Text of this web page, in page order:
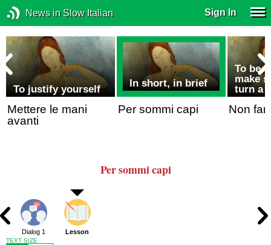
News in Slow Italian Sign In
To justify yourself
Mettere le mani
avanti
In short, in brief
Per sommi capi
To be
make
turn a
Non
Per sommi capi
Dialog 1 Lesson
TEXT SIZE